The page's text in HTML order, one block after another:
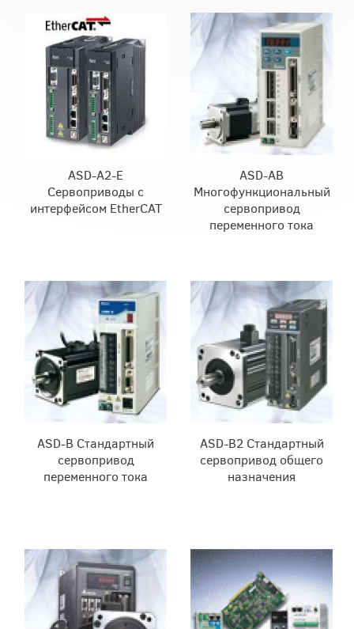
ASD-A2-E
Сервоприводы с
интерфейсом EtherCAT
ASD-AB
Многофункциональный
сервопривод
переменного тока
ASD-B Cтандартный
сервопривод
переменного тока
ASD-B2 Стандартный
сервопривод общего
назначения